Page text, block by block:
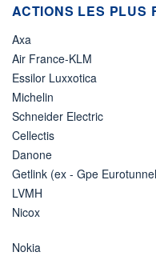
ACTIONS LES PLUS
Axa
Air France-KLM
Essilor Luxxotica
Michelin
Schneider Electric
Cellectis
Danone
Getlink (ex - Gpe
LVMH
Nicox
Nokia